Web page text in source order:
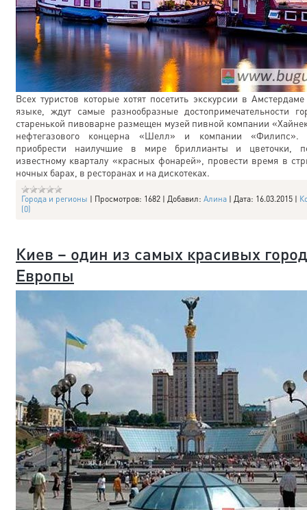
Всех туристов которые хотят посетить экскурсии в
языке, ждут самые разнообразные достопримечательности
старенькой пивоварне размещен музей пивной компании
нефтегазового концерна «Шелл» и компании «Филипс».
приобрести наилучшие в мире бриллианты и цветочки,
известному кварталу «красных фонарей», провести время в
ночных барах, в ресторанах и на дискотеках.
Города и регионы | Просмотров: 1682 | Добавил: Алина | Дата: 16.03.2015 |
(0)
Киев – один из самых красивых
Европы